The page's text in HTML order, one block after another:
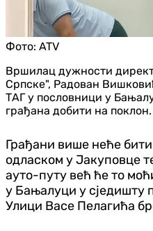
Фото: ATV
Вршилац дужности
Српске", Радован
ТАГ у пословници у
грађана добити на поклон.
Грађани више неће
одласком у Јакуповце
ауто-путу већ ће то
у Бањалуци у сједишту
Улици Васе Пелагића